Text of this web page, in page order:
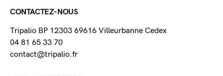
CONTACTEZ-NOUS
Tripalio BP 12303 69616 Villeurbanne Cedex
04 81 65 33 70
contact@tripalio.fr